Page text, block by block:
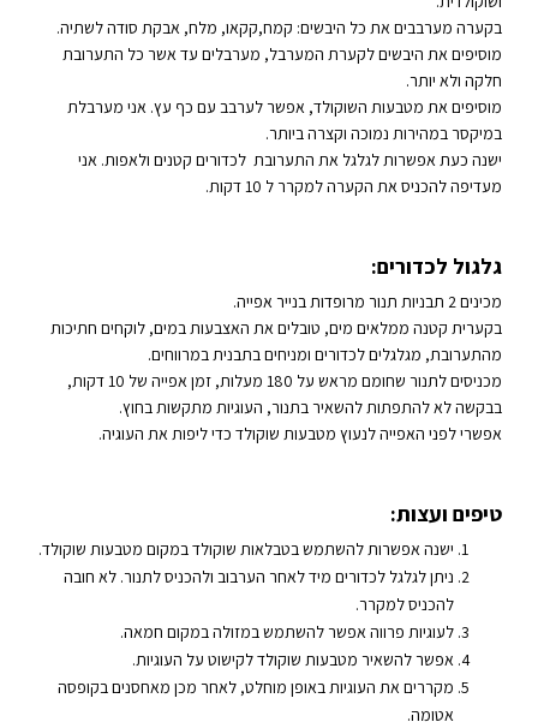
בקערה מערבבים את כל היבשים: קמח,קקאו, מלח, אבקת סודה לשתיה.
מוסיפים את היבשים לקערת המערבל, מערבלים עד אשר כל התערובת
חלקה ולא יותר.
מוסיפים את מטבעות השוקולד, אפשר לערבב עם כף עץ. אני מערבלת
במיקסר במהירות נמוכה וקצרה ביותר.
ישנה כעת אפשרות לגלגל את התערובת לכדורים קטנים ולאפות. אני
מעדיפה להכניס את הקערה למקרר ל 10 דקות.
גלגול לכדורים:
מכינים 2 תבניות תנור מרופדות בנייר אפייה.
בקערית קטנה ממלאים מים, טובלים את האצבעות במים, לוקחים חתיכות
מהתערובת, מגלגלים לכדורים ומניחים בתבנית במרווחים.
מכניסים לתנור שחומם מראש על 180 מעלות, זמן אפייה של 10 דקות,
בבקשה לא להתפתות להשאיר בתנור, העוגיות מתקשות בחוץ.
אפשרי לפני האפייה לנעוץ מטבעות שוקולד כדי ליפות את העוגיה.
טיפים ועצות:
ישנה אפשרות להשתמש בטבלאות שוקולד במקום מטבעות שוקולד.
ניתן לגלגל לכדורים מיד לאחר הערבוב ולהכניס לתנור. לא חובה
להכניס למקרר.
לעוגיות פרווה אפשר להשתמש במזולה במקום חמאה.
אפשר להשאיר מטבעות שוקולד לקישוט על העוגיות.
מקררים את העוגיות באופן מוחלט, לאחר מכן מאחסנים בקופסה
אטומה.